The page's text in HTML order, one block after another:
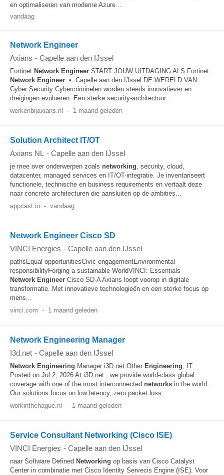
en optimaliseren van moderne Azure...
vandaag
Network Engineer
Axians - Capelle aan den IJssel
Fortinet Network Engineer START JOUW UITDAGING ALS Fortinet
Network Engineer • Capelle aan den IJssel DE WERELD VAN
Cyber Security Cybercriminelen worden steeds innovatiever en
dreigingen evolueren. Een sterke security-architectuur...
werkenbijaxians.nl
- 1 maand geleden
Solution Architect IT/OT
Axians NL - Capelle aan den IJssel
je mee over onderwerpen zoals networking, security, cloud,
datacenter, managed services en IT/OT-integratie. Je inventariseert
functionele, technische en business requirements en vertaalt deze
naar concrete architecturen die aansluiten op de ambities...
appcast.io - vandaag
Network Engineer Cisco SD
VINCI Energies - Capelle aan den IJssel
pathsEqual opportunitiesCivic engagementEnvironmental
responsibilityForging a sustainable WorldVINCI: Essentials
Network Engineer Cisco SD-A Axians loopt voorop in digitale
transformatie. Met innovatieve technologieën en een sterke focus op
mens...
vinci.com - 1 maand geleden
Network Engineering Manager
I3d.net - Capelle aan den IJssel
Network Engineering Manager i3D.net Other Engineering, IT
Posted on Jul 2, 2026 At i3D.net , we provide world-class global
coverage with one of the most interconnected networks in the world.
Our solutions focus on low latency, zero packet loss...
workinthehague.nl
- 1 maand geleden
Service Consultant Networking (Cisco ISE)
VINCI Energies - Capelle aan den IJssel
naar Software Defined Networking op basis van Cisco Catalyst
Center in combinatie met Cisco Identity Servecis Engine (ISE). Voor